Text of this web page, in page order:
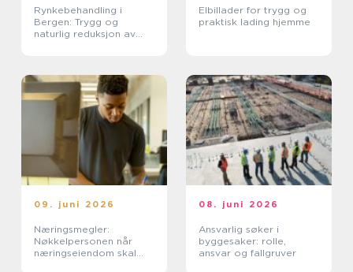
Rynkebehandling i
Bergen: Trygg og
naturlig reduksjon av
Elbillader for trygg og
praktisk lading hjemme
09. juni 2026
Næringsmegler:
Nøkkelpersonen når
næringseiendom skal
08. juni 2026
Ansvarlig søker i
byggesaker: rolle,
ansvar og fallgruver